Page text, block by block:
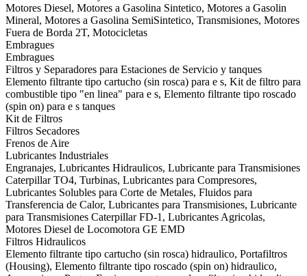
Motores Diesel, Motores a Gasolina Sintetico, Motores a Gasolin
Mineral, Motores a Gasolina SemiSintetico, Transmisiones, Motores
Fuera de Borda 2T, Motocicletas
Embragues
Embragues
Filtros y Separadores para Estaciones de Servicio y tanques
Elemento filtrante tipo cartucho (sin rosca) para e s, Kit de filtro para
combustible tipo "en linea" para e s, Elemento filtrante tipo roscado
(spin on) para e s tanques
Kit de Filtros
Filtros Secadores
Frenos de Aire
Lubricantes Industriales
Engranajes, Lubricantes Hidraulicos, Lubricante para Transmisiones
Caterpillar TO4, Turbinas, Lubricantes para Compresores,
Lubricantes Solubles para Corte de Metales, Fluidos para
Transferencia de Calor, Lubricantes para Transmisiones, Lubricante
para Transmisiones Caterpillar FD-1, Lubricantes Agricolas,
Motores Diesel de Locomotora GE EMD
Filtros Hidraulicos
Elemento filtrante tipo cartucho (sin rosca) hidraulico, Portafiltros
(Housing), Elemento filtrante tipo roscado (spin on) hidraulico,